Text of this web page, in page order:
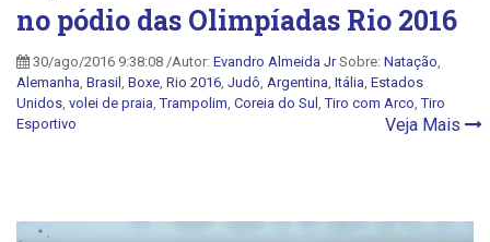
no pódio das Olimpíadas Rio 2016
30/ago/2016 9:38:08 /Autor: Evandro Almeida JrSobre: Natação
Alemanha Brasil Boxe Rio 2016 Judô Argentina Itália Estados
Unidos volei de praia ,Trampolim Coreia do Sul ,Tiro com Arco ,Tiro
Esportivo
Veja Mais